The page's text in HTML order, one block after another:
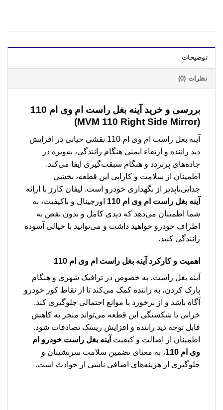
توضیحات
نظرات (0)
بررسی و خرید
آینه بغل راست ام وی ام 110
(MVM 110 Right Side Mirror)
آینه بغل راست ام وی ام 110 نقشی حیاتی در افزایش
دید راننده و ارتقاء ایمنی هنگام رانندگی، به‌ویژه در
جاده‌های پرتردد و هنگام سبقت‌گیری ایفا می‌کند.
اطمینان از سلامت و کارایی این قطعه، بخشی
جدایی‌ناپذیر از نگهداری خودرو است. لیفان کارز با ارائه
آینه بغل راست ام وی ام 110
اورجینال و باکیفیت، به
شما اطمینان می‌دهد که دیدی کامل و بدون نقص به
اطراف خودرو خواهید داشت و می‌توانید با خیالی آسوده
رانندگی کنید.
اهمیت و کارکرد آینه بغل راست ام وی ام 110
آینه بغل راست، به خصوص در ترافیک شهری و هنگام
پارک کردن، به راننده کمک می‌کند تا از نقاط کور خودرو
آگاه باشد و از برخورد با موانع احتمالی جلوگیری کند.
خرابی یا شکستگی این قطعه می‌تواند منجر به کاهش
قابل توجه دید راننده و افزایش ریسک تصادفات شود.
اطمینان از اصالت و کیفیت آینه بغل راست خودرو ام
وی ام 110
، به معنای تضمین سلامت سرنشینان و
جلوگیری از هزینه‌های اضافی ناشی از حوادث است.